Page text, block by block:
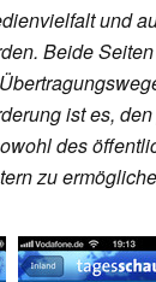
und
Beide
ist es,
des
zu